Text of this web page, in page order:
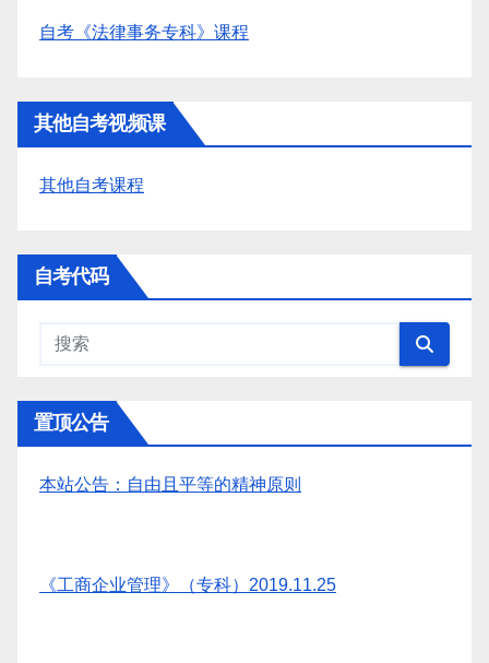
自考《法律事务专科》课程
其他自考视频课
其他自考课程
自考代码
置顶公告
本站公告：自由且平等的精神原则
《工商企业管理》（专科）2019.11.25